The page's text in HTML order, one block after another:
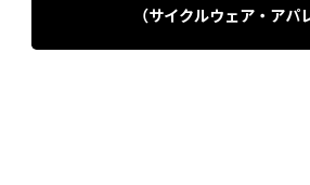
（サイクルウェア・アパ